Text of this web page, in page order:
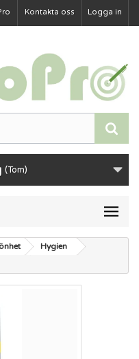
Logga in
Kontakta oss
(Tom)
Hygien